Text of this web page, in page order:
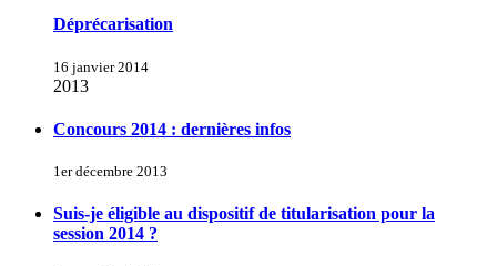
Déprécarisation
16 janvier 2014
2013
Concours 2014 : dernières infos
1er décembre 2013
Suis-je éligible au dispositif de titularisation pour la
session 2014 ?